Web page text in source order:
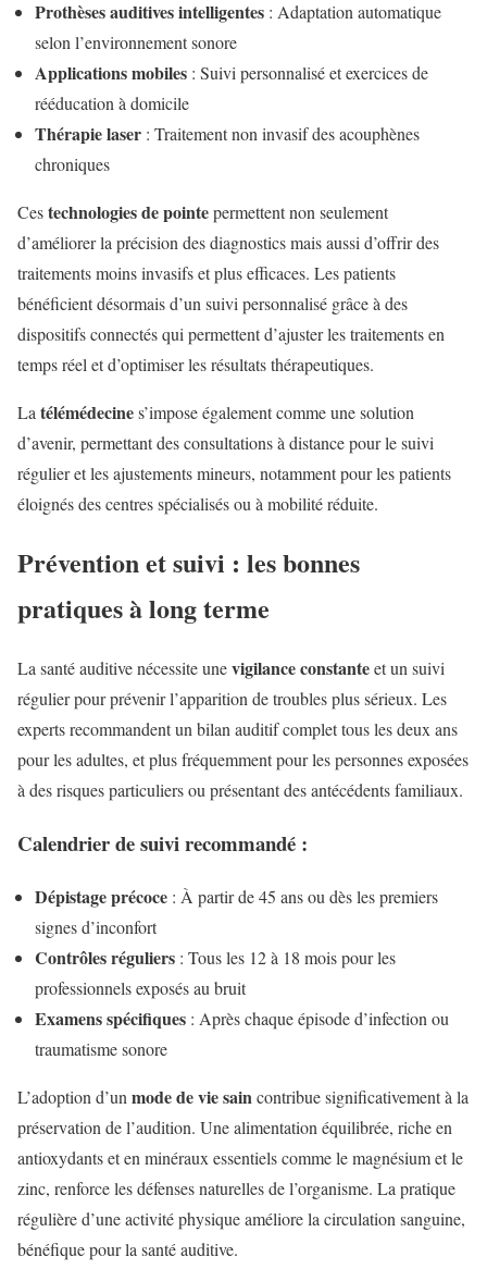
Prothèses auditives intelligentes : Adaptation automatique
selon l’environnement sonore
Applications mobiles : Suivi personnalisé et exercices de
rééducation à domicile
Thérapie laser : Traitement non invasif des acouphènes
chroniques
Cestechnologies de pointepermettent non seulement
d’améliorer la précision des diagnostics mais aussi d’offrir des
traitements moins invasifs et plus efficaces. Les patients
bénéficient désormais d’un suivi personnalisé grâce à des
dispositifs connectés qui permettent d’ajuster les traitements en
temps réel et d’optimiser les résultats thérapeutiques.
La télémédecines’impose également comme une solution
d’avenir, permettant des consultations à distance pour le suivi
régulier et les ajustements mineurs, notamment pour les patients
éloignés des centres spécialisés ou à mobilité réduite.
Prévention et suivi : les bonnes
pratiques à long terme
La santé auditive nécessite unevigilance constanteet un suivi
régulier pour prévenir l’apparition de troubles plus sérieux. Les
experts recommandent un bilan auditif complet tous les deux ans
pour les adultes, et plus fréquemment pour les personnes exposées
à des risques particuliers ou présentant des antécédents familiaux.
Calendrier de suivi recommandé :
Dépistage précoce : À partir de 45 ans ou dès les premiers
signes d’inconfort
Contrôles réguliers : Tous les 12 à 18 mois pour les
professionnels exposés au bruit
Examens spécifiques : Après chaque épisode d’infection ou
traumatisme sonore
L’adoption d’un mode de vie saincontribue significativement à la
préservation de l’audition. Une alimentation équilibrée, riche en
antioxydants et en minéraux essentiels comme le magnésium et le
zinc, renforce les défenses naturelles de l’organisme. La pratique
régulière d’une activité physique améliore la circulation sanguine,
bénéfique pour la santé auditive.